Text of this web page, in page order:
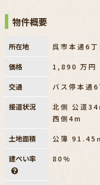
物件概要
所在地 呉市本通6丁
価格 1,890 万円
交通 バス停本通
接道状況
北側 公道
西側4m
土地面積 公簿 91.45
建ぺい率 80%